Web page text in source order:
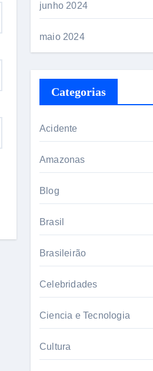
junho 2024
maio 2024
Categorias
Acidente
Amazonas
Blog
Brasil
Brasileirão
Celebridades
Ciencia e Tecnologia
Cultura